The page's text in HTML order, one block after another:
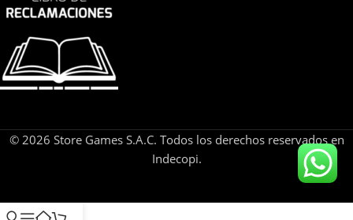
© 2026 Store Games S.A.C. Todos los derechos reservados en
Indecopi.